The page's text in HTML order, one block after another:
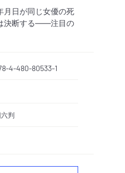
月日が同じ女優の死
決断する――注目の
4-480-80533-1
判